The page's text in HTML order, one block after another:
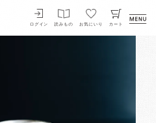
ログイン 読みもの お気にいり カート